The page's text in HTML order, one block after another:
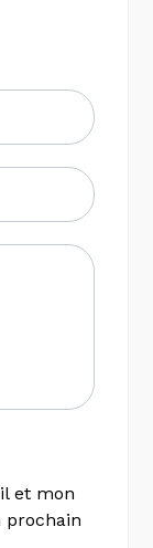
et mon
prochain